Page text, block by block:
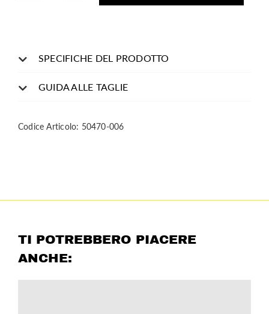
SPECIFICHE DEL PRODOTTO
GUIDA ALLE TAGLIE
Codice Articolo: 50470-006
TI POTREBBERO PIACERE
ANCHE: